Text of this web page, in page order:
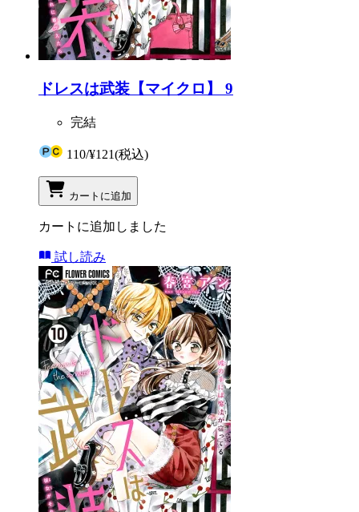
ドレスは武装【マイクロ】 9
完結
110/¥121(税込)
カートに追加
カートに追加しました
試し読み